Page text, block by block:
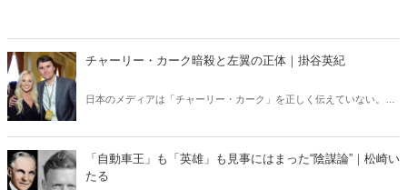
チャーリー・カーク暗殺と左翼の正体｜掛谷英紀
日本のメディアは「チャーリー・カーク」を正しく伝えていない。カ
釈では絶対にわからない「チャーリー・カーク」現象の本質。
「自動車王」も「英雄」も見事にはまった“陰謀論”｜松崎い
たる